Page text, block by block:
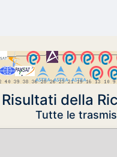
Risultati della
Tutte le